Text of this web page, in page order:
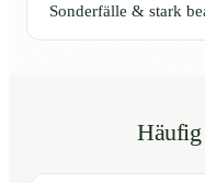
Sonderfälle & stark
Häufig